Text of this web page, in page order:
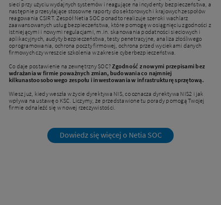
sieci przy użyciu wydajnych systemów i reagujące na incydenty bezpieczeństwa, a
następnie przesyłające stosowne raporty do sektorowych i krajowych zespołów
reagowania CSIRT. Zespół Netia SOC ponadto realizuje szeroki wachlarz
zaawansowanych usług bezpieczeństwa, które pomogę w osiągnięciu zgodności z
istniejącymi i nowymi regulacjami, m.in. skanowania podatności sieciowych i
aplikacyjnych, audyty bezpieczeństwa, testy penetracyjne, analiza złośliwego
oprogramowania, ochrona poczty firmowej, ochrona przed wyciekami danych
firmowych czy wreszcie szkolenia w zakresie cyberbezpieczeństwa.
Co daje postawienie na zewnętrzny SOC?Zgodność z nowymi przepisami bez
wdrażania w firmie poważnych zmian, budowania co najmniej
kilkunastoosobowego zespołu i inwestowania w infrastrukturę sprzętową.
Wiesz już, kiedy weszła w życie dyrektywa NIS, co oznacza dyrektywa NIS2 i jak
wpływa na ustawę o KSC. Liczymy, że przedstawione tu porady pomogą Twojej
firmie odnaleźć się w nowej rzeczywistości.
Dowiedz się więcej o Netia SOC